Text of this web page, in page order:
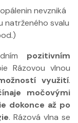
nevzniká
natrženého svalu
pozitivním
Rázovou vlnou
využití.
močovými
dokonce až po
. Rázová vlna se